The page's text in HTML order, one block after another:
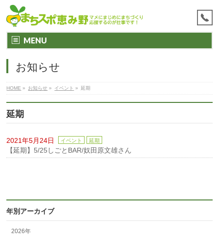
MENU
お知らせ
HOME » お知らせ » イベント » 延期
延期
2021年5月24日 イベント 延期
【延期】5/25しごとBAR/奴田原文雄さん
年別アーカイブ
2026年